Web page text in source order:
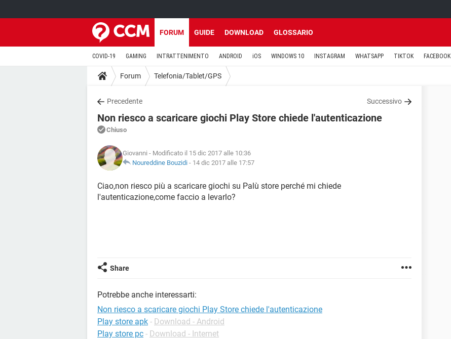
FORUM GUIDE DOWNLOAD GLOSSARIO
COVID-19 GAMING INTRATTENIMENTO ANDROID iOS WINDOWS 10 INSTAGRAM WHATSAPP TIKTOK FACEBOOK
Forum Telefonia/Tablet/GPS
Precedente Successivo
Non riesco a scaricare giochi Play Store chiede l'autenticazione
Chiuso
Giovanni - Modificato il 15 dic 2017 alle 10:36
Noureddine Bouzidi - 14 dic 2017 alle 17:57
Ciao,non riesco più a scaricare giochi su Palù store perché mi chiede
l'autenticazione,come faccio a levarlo?
Share
Potrebbe anche interessarti:
Non riesco a scaricare giochi Play Store chiede l'autenticazione
Play store apk - Download - Android
Play store pc - Download - Internet